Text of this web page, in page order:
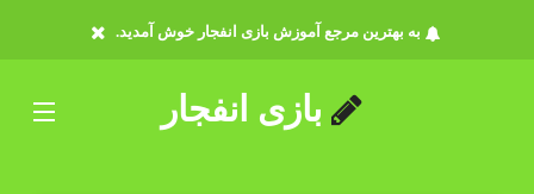
به بهترین مرجع آموزش بازی انفجار خوش آمدید.
بازی انفجار